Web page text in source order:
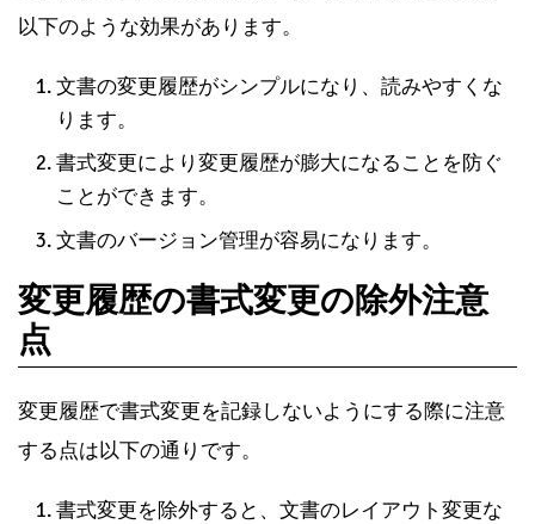
以下のような効果があります。
文書の変更履歴がシンプルになり、読みやすくな
ります。
書式変更により変更履歴が膨大になることを防ぐ
ことができます。
文書のバージョン管理が容易になります。
変更履歴の書式変更の除外注意
点
変更履歴で書式変更を記録しないようにする際に注意
する点は以下の通りです。
書式変更を除外すると、文書のレイアウト変更な